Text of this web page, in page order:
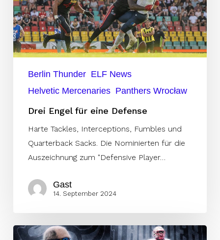
Berlin Thunder ELF News
Helvetic Mercenaries Panthers Wrocław
Drei Engel für eine Defense
Harte Tackles, Interceptions, Fumbles und
Quarterback Sacks. Die Nominierten für die
Auszeichnung zum "Defensive Player…
Gast
14. September 2024
Foot